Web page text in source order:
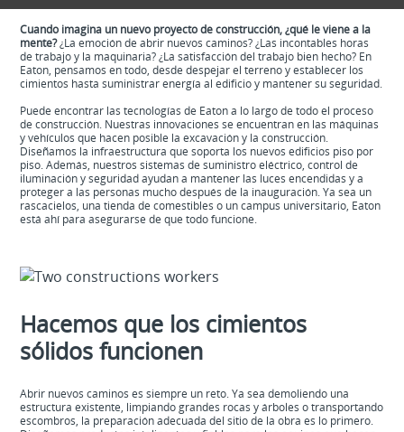
Cuando imagina un nuevo proyecto de construcción, ¿qué le viene a la
mente?¿La emoción de abrir nuevos caminos? ¿Las incontables horas
de trabajo y la maquinaria? ¿La satisfacción del trabajo bien hecho? En
Eaton, pensamos en todo, desde despejar el terreno y establecer los
cimientos hasta suministrar energía al edificio y mantener su seguridad.
Puede encontrar las tecnologías de Eaton a lo largo de todo el proceso
de construcción. Nuestras innovaciones se encuentran en las máquinas
y vehículos que hacen posible la excavación y la construcción.
Diseñamos la infraestructura que soporta los nuevos edificios piso por
piso. Además, nuestros sistemas de suministro eléctrico, control de
iluminación y seguridad ayudan a mantener las luces encendidas y a
proteger a las personas mucho después de la inauguración. Ya sea un
rascacielos, una tienda de comestibles o un campus universitario, Eaton
está ahí para asegurarse de que todo funcione.
Hacemos que los cimientos
sólidos funcionen
Abrir nuevos caminos es siempre un reto.Ya sea demoliendo una
estructura existente, limpiando grandes rocas y árboles o transportando
escombros, la preparación adecuada del sitio de la obra es lo primero.